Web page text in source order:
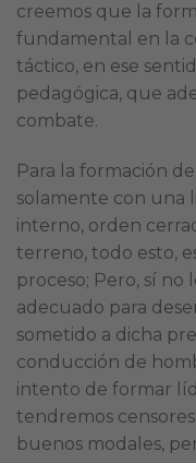
creemos que la
fundamental en la
táctico, en ese
pedagógica, que
combate.
Para la formación
solamente con una
interno, orden
terreno, todo esto,
proceso; Pero, sí
adecuado para
sometido a dicha
conducción de
intento de formar
tendremos
buenos modales,